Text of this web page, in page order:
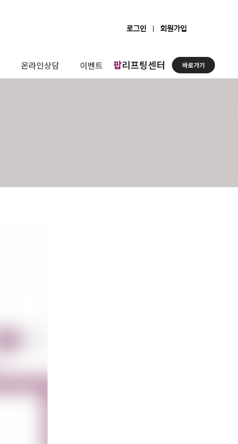
로그인 회원가입
온라인상담 이벤트 팝리프팅센터 바로가기